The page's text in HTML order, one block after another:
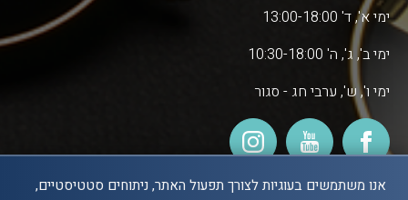
ימי א', ד' 13:00-18:00
ימי ב', ג', ה' 10:30-18:00
ימי ו', ש', ערבי חג - סגור
אנו משתמשים בעוגיות לצורך תפעול האתר, ניתוחים סטטיסטיים,